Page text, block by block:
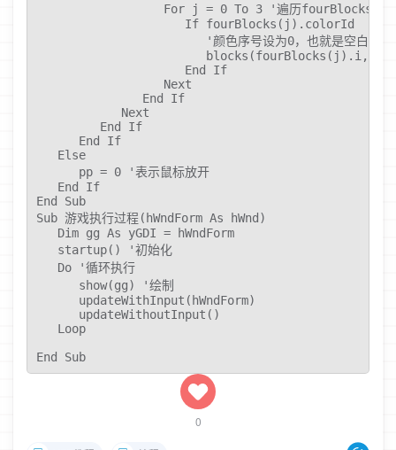
                  For j = 0 To 3 '遍历fourBlocks
If fourBlocks(j).colorId  = i
'颜色序号设为0，也就是空白的灰
blocks(fourBlocks(j).i,
                     End If
                  Next
               End If
            Next
         End If
      End If
   Else
      pp = 0 '表示鼠标放开
   End If
End Sub
Sub 游戏执行过程(hWndForm As hWnd)
   Dim gg As yGDI = hWndForm
   startup() '初始化
   Do '循环执行
      show(gg) '绘制
      updateWithInput(hWndForm)
      updateWithoutInput()
   Loop
End Sub
0